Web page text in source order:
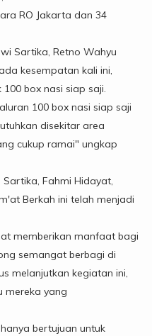
RO Jakarta dan 34
Sartika, Retno Wahyu
kesempatan kali ini,
box nasi siap saji.
100 box nasi siap saji
disekitar area
cukup ramai" ungkap
Sartika, Fahmi Hidayat,
Berkah ini telah menjadi
memberikan manfaat bagi
semangat berbagi di
melanjutkan kegiatan ini,
mereka yang
bertujuan untuk